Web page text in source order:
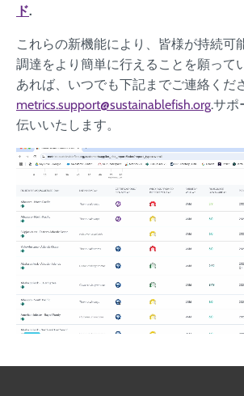
ド.
これらの新機能により、皆様が持続可
調達をより簡単に行えることを願って
あれば、いつでも下記までご連絡くだ
metrics.support@sustainablefish.org.サポ
伝いいたします。